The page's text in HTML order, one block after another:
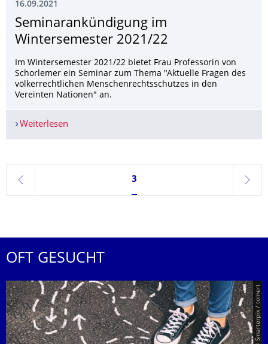
16.09.2021
Seminarankündigung im
Wintersemester 2021/22
Im Wintersemester 2021/22 bietet Frau Professorin von
Schorlemer ein Seminar zum Thema "Aktuelle Fragen des
völkerrechtlichen Menschenrechtsschutzes in den
Vereinten Nationen" an.
Weiterlesen
zurück
Seite 3, aktuell ausgewählt
3
weiter
OFT GESUCHT
© Smarterpix / tomert